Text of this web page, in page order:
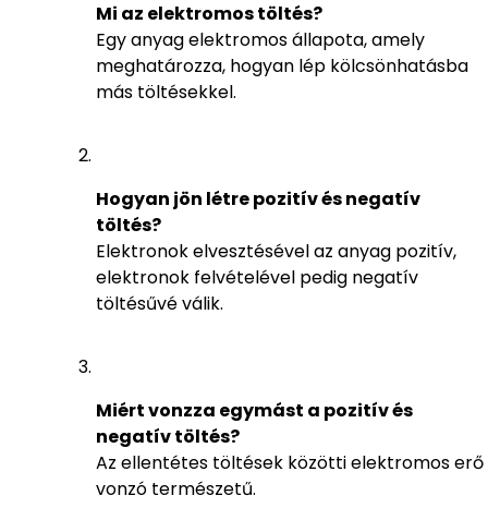
Mi az elektromos töltés?
Egy anyag elektromos állapota, amely
meghatározza, hogyan lép kölcsönhatásba
más töltésekkel.
Hogyan jön létre pozitív és negatív
töltés?
Elektronok elvesztésével az anyag pozitív,
elektronok felvételével pedig negatív
töltésűvé válik.
Miért vonzza egymást a pozitív és
negatív töltés?
Az ellentétes töltések közötti elektromos erő
vonzó természetű.